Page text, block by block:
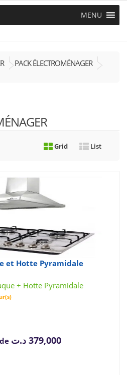
MENU
PACK ÉLECTROMÉNAGER
Grid List
et Hotte Pyramidale
+ Hotte Pyramidale
379,000 د.ت